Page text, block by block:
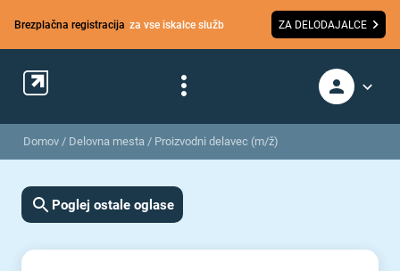
Brezplačna registracija za vse iskalce služb ZA DELODAJALCE
Domov / Delovna mesta / Proizvodni delavec (m/ž)
Poglej ostale oglase